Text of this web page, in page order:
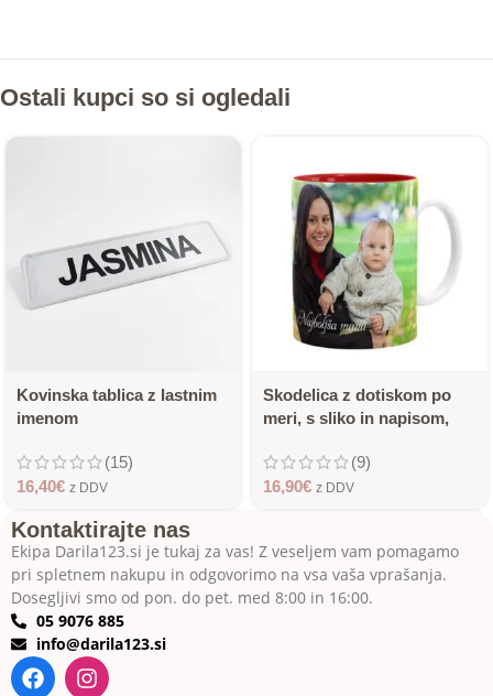
Ostali kupci so si ogledali
Kovinska tablica z lastnim
imenom
(15)
16,40€ z DDV
Skodelica z dotiskom po
meri, s sliko in napisom,
(9)
16,90€ z DDV
Kontaktirajte nas
Ekipa Darila123.si je tukaj za vas! Z veseljem vam pomagamo
pri spletnem nakupu in odgovorimo na vsa vaša vprašanja.
Dosegljivi smo od pon. do pet. med 8:00 in 16:00.
05 9076 885
info@darila123.si